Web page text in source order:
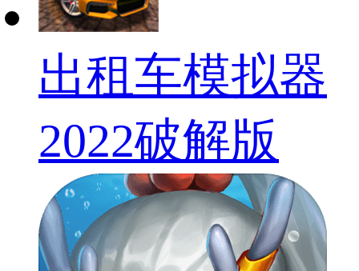
出租车模拟器
2022破解版